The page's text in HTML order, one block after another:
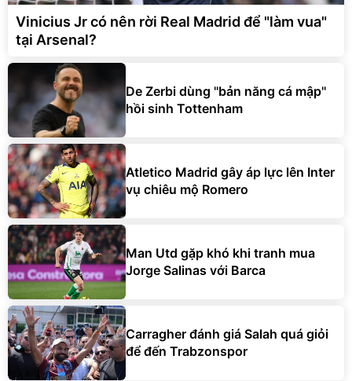
Vinicius Jr có nên rời Real Madrid để "làm vua"
tại Arsenal?
hồi sinh Tottenham
vụ chiêu mộ Romero
Jorge Salinas với Barca
để đến Trabzonspor